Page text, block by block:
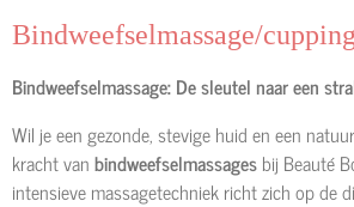
Bindweefselmassage/cupping
Bindweefselmassage: De sleutel naar een
Wil je een gezonde, stevige huid en een
kracht vanbindweefselmassagesbij Beauté
intensieve massagetechniek richt zich op de